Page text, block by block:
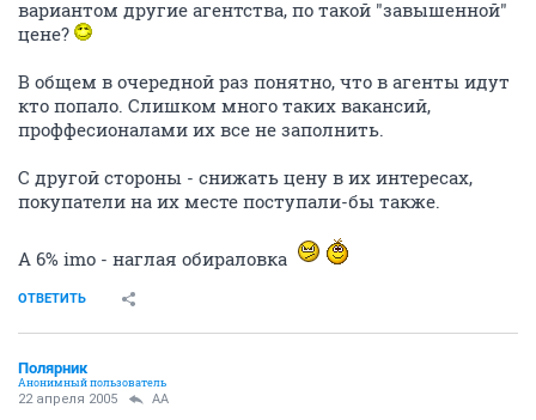
вариантом другие агентства, по такой "завышенной"
цене?
В общем в очередной раз понятно, что в агенты идут
кто попало. Слишком много таких вакансий,
проффесионалами их все не заполнить.
С другой стороны - снижать цену в их интересах,
покупатели на их месте поступали-бы также.
А 6% imo - наглая обираловка
ОТВЕТИТЬ
Полярник
Анонимный пользователь
22 апреля 2005 AA